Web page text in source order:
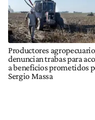
Productores
denuncian trabas para
a beneficios prometidos
Sergio Massa